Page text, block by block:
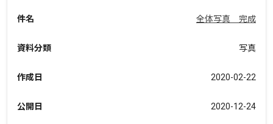
件名 全体写真 完成
資料分類 写真
作成日 2020-02-22
公開日 2020-12-24